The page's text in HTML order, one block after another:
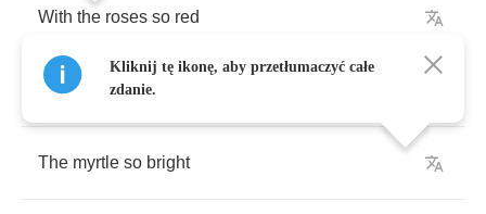
With the roses so red
And the lilies so
The myrtle so bright
Kliknij tę ikonę, aby przetłumaczyć całe
zdanie.